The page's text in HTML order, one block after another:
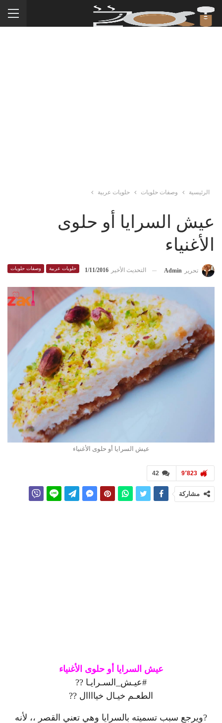
الرئيسية وصفات حلويات حلويات عربية
عيش السرايا أو حلوى
الأغنياء
حلويات عربية وصفات حلويات تحرير Admin التحديث الأخير 1/11/2016
عيش السرايا أو حلوى الأغنياء
42 9٬823
مشاركة
عيش السرايا أو حلوى الأغنياء
#عيـش_السـرايـا ?
?
الطعـم خيـال خياااال ?
?
?ويرجع سبب تسميته بالسرايا وهي تعني القصر ،، لأنه